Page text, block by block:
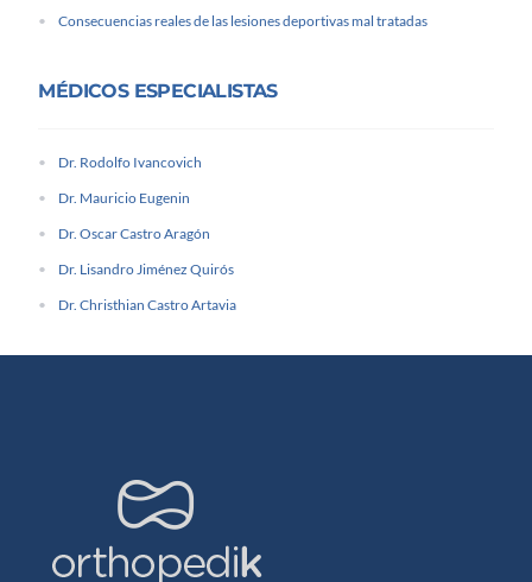
Consecuencias reales de las lesiones deportivas mal tratadas
MÉDICOS ESPECIALISTAS
Dr. Rodolfo Ivancovich
Dr. Mauricio Eugenin
Dr. Oscar Castro Aragón
Dr. Lisandro Jiménez Quirós
Dr. Christhian Castro Artavia